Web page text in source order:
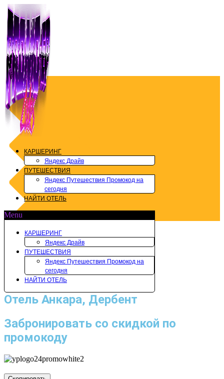
Перейти
содержимому
КАРШЕРИНГ
Яндекс Драйв
ПУТЕШЕСТВИЯ
Яндекс Путешествия Промокод на
сегодня
НАЙТИ ОТЕЛЬ
Menu
КАРШЕРИНГ
Яндекс Драйв
ПУТЕШЕСТВИЯ
Яндекс Путешествия Промокод на
сегодня
НАЙТИ ОТЕЛЬ
Отель Анкара, Дербент
Забронировать со скидкой по
промокоду